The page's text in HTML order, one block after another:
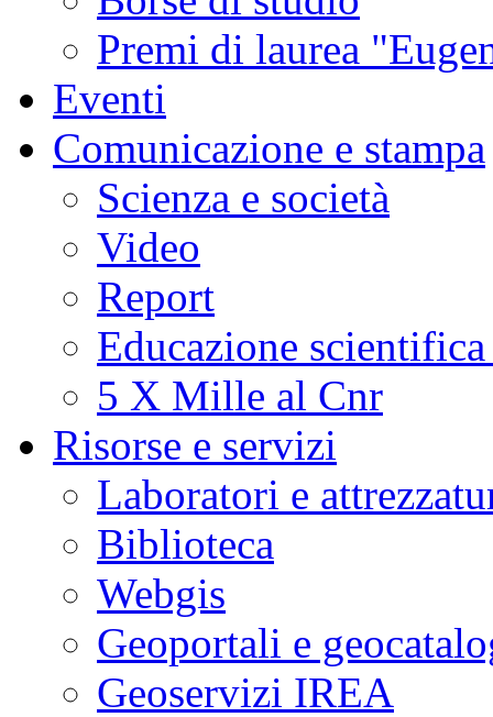
Premi di laurea
Eventi
Comunicazione e stampa
Scienza e società
Video
Report
Educazione
5 X Mille al Cnr
Risorse e servizi
Laboratori e
Biblioteca
Webgis
Geoportali e
Geoservizi IREA